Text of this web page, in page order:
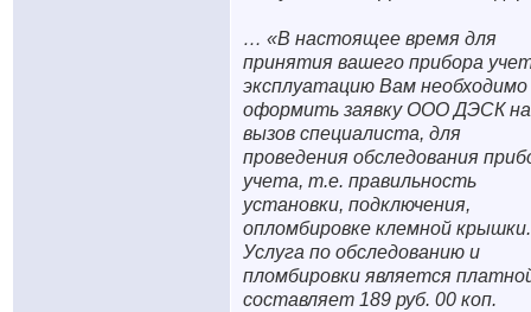
… «В настоящее время для
принятия вашего прибора
эксплуатацию Вам необходимо
оформить заявку ООО ДЭСК на
вызов специалиста, для
проведения обследования
учета, т.е. правильность
установки, подключения,
опломбировке клемной крышки.
Услуга по обследованию и
пломбировки является
составляет 189 руб. 00 коп.